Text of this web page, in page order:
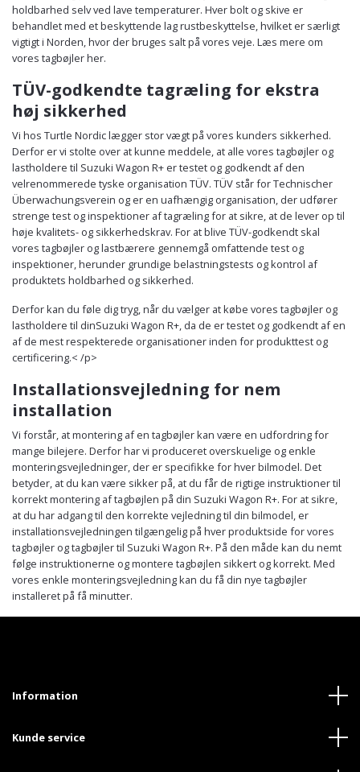
holdbarhed selv ved lave temperaturer. Hver bolt og skive er
behandlet med et beskyttende lag rustbeskyttelse, hvilket er særligt
vigtigt i Norden, hvor der bruges salt på vores veje. Læs mere om
vores tagbøjler her.
TÜV-godkendte tagræling for ekstra
høj sikkerhed
Vi hos Turtle Nordic lægger stor vægt på vores kunders sikkerhed.
Derfor er vi stolte over at kunne meddele, at alle vores tagbøjler og
lastholdere til Suzuki Wagon R+ er testet og godkendt af den
velrenommerede tyske organisation TÜV. TÜV står for Technischer
Überwachungsverein og er en uafhængig organisation, der udfører
strenge test og inspektioner af tagræling for at sikre, at de lever op til
høje kvalitets- og sikkerhedskrav. For at blive TÜV-godkendt skal
vores tagbøjler og lastbærere gennemgå omfattende test og
inspektioner, herunder grundige belastningstests og kontrol af
produktets holdbarhed og sikkerhed.
Derfor kan du føle dig tryg, når du vælger at købe vores tagbøjler og
lastholdere til dinSuzuki Wagon R+, da de er testet og godkendt af en
af de mest respekterede organisationer inden for produkttest og
certificering.< /p>
Installationsvejledning for nem
installation
Vi forstår, at montering af en tagbøjler kan være en udfordring for
mange bilejere. Derfor har vi produceret overskuelige og enkle
monteringsvejledninger, der er specifikke for hver bilmodel. Det
betyder, at du kan være sikker på, at du får de rigtige instruktioner til
korrekt montering af tagbøjlen på din Suzuki Wagon R+. For at sikre,
at du har adgang til den korrekte vejledning til din bilmodel, er
installationsvejledningen tilgængelig på hver produktside for vores
tagbøjler og tagbøjler til Suzuki Wagon R+. På den måde kan du nemt
følge instruktionerne og montere tagbøjlen sikkert og korrekt. Med
vores enkle monteringsvejledning kan du få din nye tagbøjler
installeret på få minutter.
Information
Kunde service